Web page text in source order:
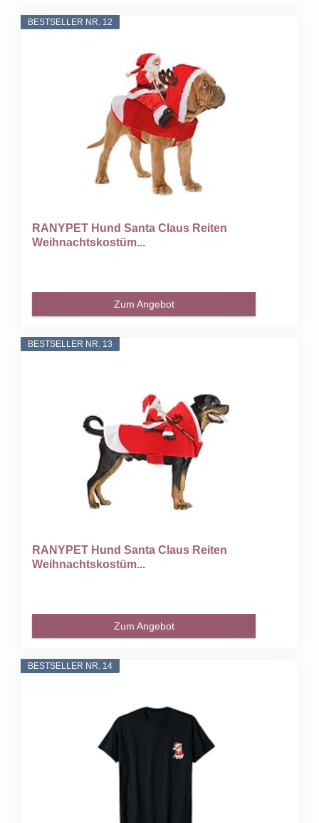
BESTSELLER NR. 12
RANYPET Hund Santa Claus Reiten
Weihnachtskostüm...
Zum Angebot
BESTSELLER NR. 13
RANYPET Hund Santa Claus Reiten
Weihnachtskostüm...
Zum Angebot
BESTSELLER NR. 14